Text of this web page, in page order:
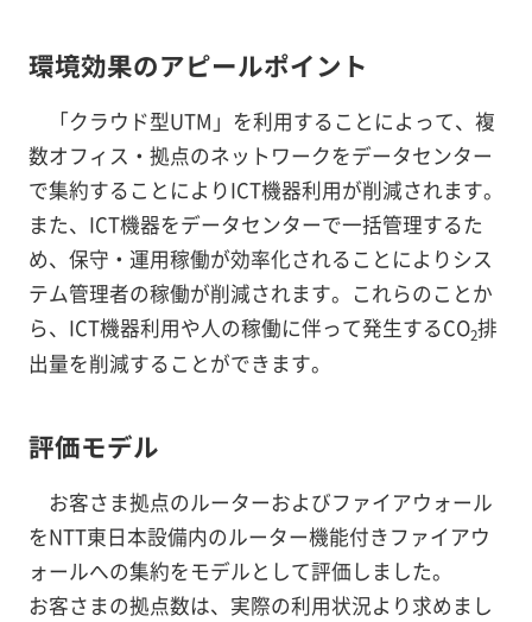
環境効果のアピールポイント
「クラウド型UTM」を利用することによって、複
数オフィス・拠点のネットワークをデータセンター
で集約することによりICT機器利用が削減されます。
また、ICT機器をデータセンターで一括管理するた
め、保守・運用稼働が効率化されることによりシス
テム管理者の稼働が削減されます。これらのことか
ら、ICT機器利用や人の稼働に伴って発生するCO2排
出量を削減することができます。
評価モデル
お客さま拠点のルーターおよびファイアウォール
をNTT東日本設備内のルーター機能付きファイアウ
ォールへの集約をモデルとして評価しました。
お客さまの拠点数は、実際の利用状況より求めまし